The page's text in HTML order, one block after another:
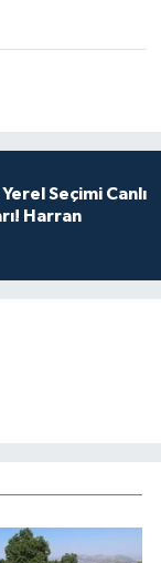
Seçimi Canlı
Harran